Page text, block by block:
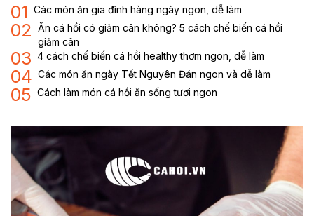
01 Các món ăn gia đình hàng ngày ngon, dễ làm
02 Ăn cá hồi có giảm cân không? 5 cách chế biến cá hồi
giảm cân
03 4 cách chế biến cá hồi healthy thơm ngon, dễ làm
04 Các món ăn ngày Tết Nguyên Đán ngon và dễ làm
05 Cách làm món cá hồi ăn sống tươi ngon